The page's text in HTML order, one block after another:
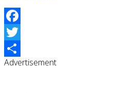
Facebook
Twitter
Share
Advertisement